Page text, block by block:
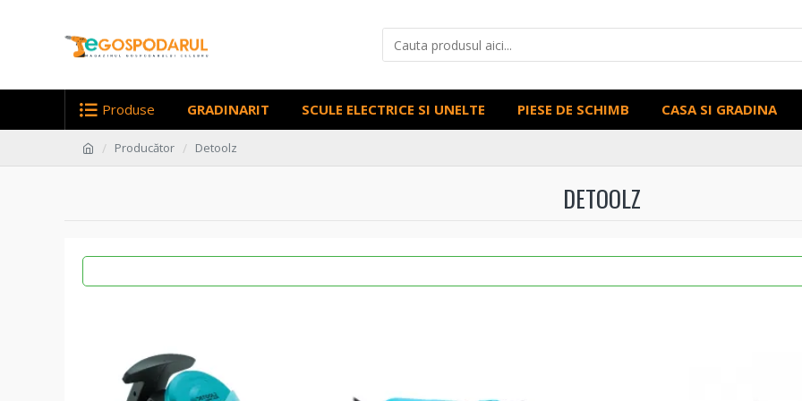
Produse GRADINARIT SCULE ELECTRICE SI UNELTE PIESE DE SCHIMB CASA SI GRADINA
Producător Detoolz
DETOOLZ